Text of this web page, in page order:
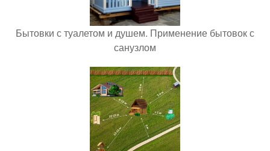
Бытовки с туалетом и душем. Применение бытовок с
санузлом